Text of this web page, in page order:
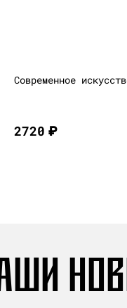
Современное
2720₽